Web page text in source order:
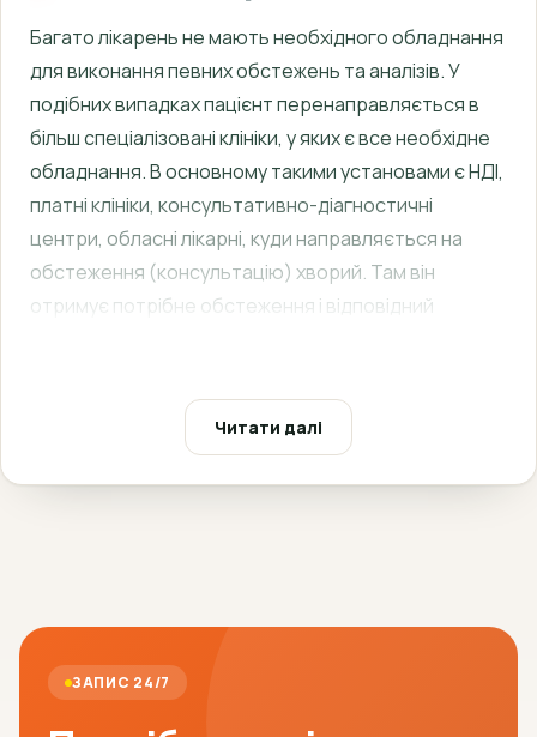
Багато лікарень не мають необхідного обладнання
для виконання певних обстежень та аналізів. У
подібних випадках пацієнт перенаправляється в
більш спеціалізовані клініки, у яких є все необхідне
обладнання. В основному такими установами є НДІ,
платні клініки, консультативно-діагностичні
центри, обласні лікарні, куди направляється на
обстеження (консультацію) хворий. Там він
отримує потрібне обстеження і відповідний
У формі 028/о чітко прописуються всі пройдені
обстеження, а також підсумкові результати.
Консультативний висновок заповнюється і
завіряється печаткою медичного закладу та
перенаправляється лікарю через хворого (може
вклеюватися у медичну карту) або ж поштою.
Читати далі
ЗАПИС 24/7